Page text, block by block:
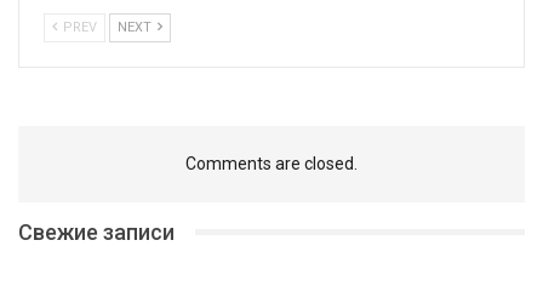
PREV NEXT
Comments are closed.
Свежие записи